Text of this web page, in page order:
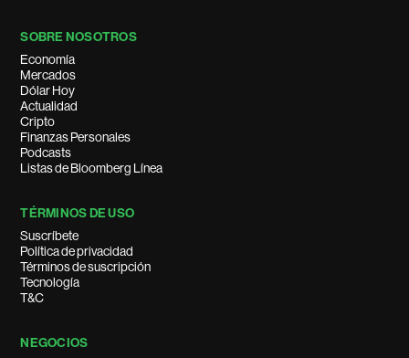
SOBRE NOSOTROS
Economía
Mercados
Dólar Hoy
Actualidad
Cripto
Finanzas Personales
Podcasts
Listas de Bloomberg Línea
TÉRMINOS DE USO
Suscríbete
Política de privacidad
Términos de suscripción
Tecnología
T&C
NEGOCIOS